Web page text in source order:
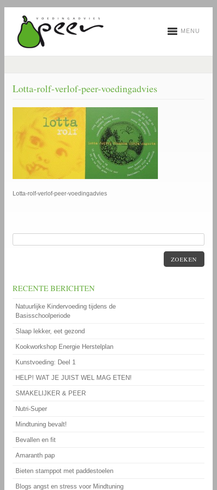
MENU
Lotta-rolf-verlof-peer-voedingadvies
Lotta-rolf-verlof-peer-voedingadvies
ZOEKEN
RECENTE BERICHTEN
Natuurlijke Kindervoeding tijdens de
Basisschoolperiode
Slaap lekker, eet gezond
Kookworkshop Energie Herstelplan
Kunstvoeding: Deel 1
HELP! WAT JE JUIST WEL MAG ETEN!
SMAKELIJKER & PEER
Nutri-Super
Mindtuning bevalt!
Bevallen en fit
Amaranth pap
Bieten stamppot met paddestoelen
Blogs angst en stress voor Mindtuning